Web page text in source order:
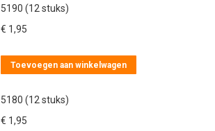
5190 (12 stuks)
€ 1,95
Toevoegen aan winkelwagen
5180 (12 stuks)
€ 1,95